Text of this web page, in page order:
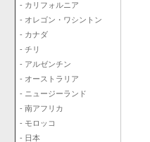
- カリフォルニア
- オレゴン・ワシントン
- カナダ
- チリ
- アルゼンチン
- オーストラリア
- ニュージーランド
- 南アフリカ
- モロッコ
- 日本